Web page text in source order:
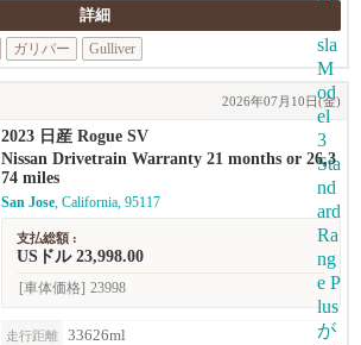
詳細
ガリバー Gulliver
2026年07月10日(金)
2023 日産 Rogue SV
Nissan Drivetrain Warranty 21 months or 26,3
74 miles
San Jose, California, 95117
支払総額 :
USドル 23,998.00
[車体価格] 23998
走行距離 33626ml